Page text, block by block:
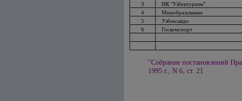
3
НК "Узбектуризм"
4
Минобразование
5
Узбексавдо
6
Госкомспорт
"Собрание постановлений
1995 г., N 6, ст. 21